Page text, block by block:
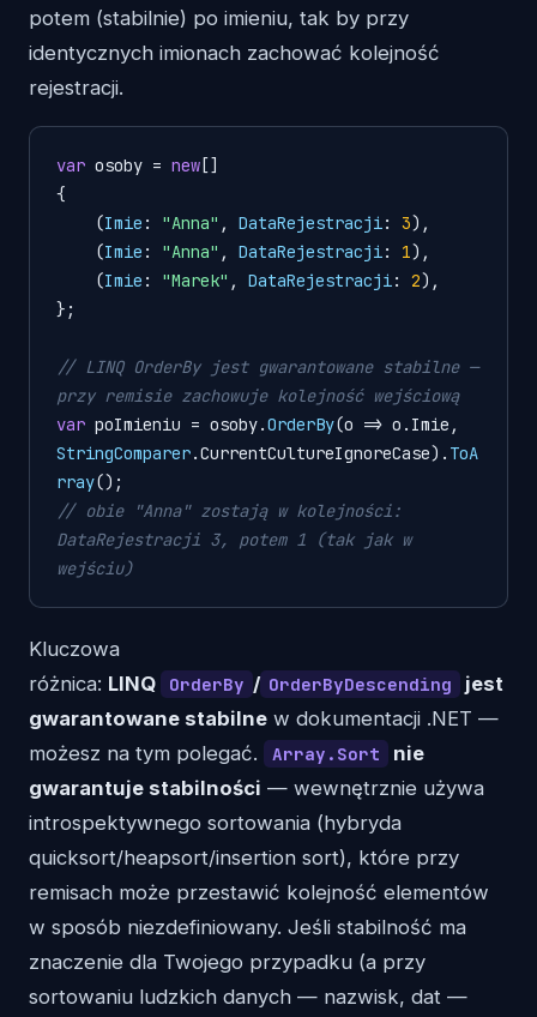
potem (stabilnie) po imieniu, tak by przy
identycznych imionach zachować kolejność
rejestracji.
var osoby = new []
{
    (
Imie : "Anna" , DataRejestracji: 3),
    (
Imie : "Anna" , DataRejestracji: 1),
    (
Imie : "Marek" , DataRejestracji: 2),
};
// LINQ OrderBy jest gwarantowane stabilne —
przy remisie zachowuje kolejność wejściową
var poImieniu = osoby.OrderBy(o => o. Imie
StringComparer.CurrentCultureIgnoreCase). ToA
rray
// obie "Anna" zostają w kolejności:
DataRejestracji 3, potem 1 (tak jak w
wejściu)
Kluczowa
różnica: LINQ OrderBy / OrderByDescending
jest
gwarantowane stabilne w dokumentacji .NET —
możesz na tym polegać.
Array.Sort
nie
gwarantuje stabilności — wewnętrznie używa
introspektywnego sortowania (hybryda
quicksort/heapsort/insertion sort), które przy
remisach może przestawić kolejność elementów
w sposób niezdefiniowany. Jeśli stabilność ma
znaczenie dla Twojego przypadku (a przy
sortowaniu ludzkich danych — nazwisk, dat —